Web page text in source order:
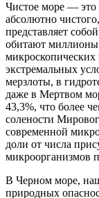
Чистое море — это
абсолютно
представляет
обитают миллионы
экстремальных
мерзлоты, в
даже в Мертвом
43,3%, что более
солености
современной
доли от числа
микроорганизмов
В Черном море,
природных